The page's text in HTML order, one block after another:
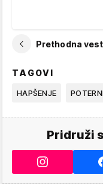
Prethodna vest
TAGOVI
HAPŠENJE
Pridruži